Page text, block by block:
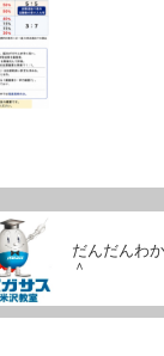
だんだんわ
＾